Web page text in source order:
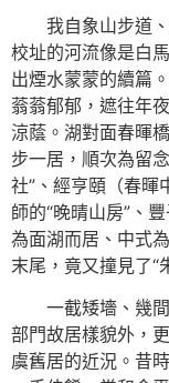
我自象山步道
校址的河流像是白
出煙水蒙蒙的續篇
蓊蓊郁郁，遮往年
涼蔭。湖對面春暉
步一居，順次為留
社”、經亨頤（春暉
師的“晚晴山房”、
為面湖而居、中式
末尾，竟又撞見了“
一截矮墻、幾
部門故居樣貌外，
虞舊居的近況。昔